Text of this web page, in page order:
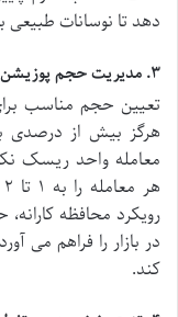
دهد تا نوسانات طبیعی
۳. مدیریت حجم پوزیشن و اندازه ریسک
تعیین حجم مناسب
هرگز بیش از درصدی
معامله واحد ریسک
رویکرد محافظه
در بازار را فراهم می
کند.